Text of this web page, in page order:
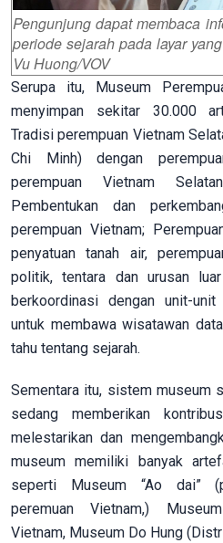
Pengunjung dapat membaca
periode sejarah pada layar
Vu Huong/VOV
Serupa itu, Museum
menyimpan sekitar 30.000
Tradisi perempuan Vietnam
Chi Minh) dengan
perempuan Vietnam
Pembentukan dan
perempuan Vietnam;
penyatuan tanah air,
politik, tentara dan urusan
berkoordinasi dengan unit-
untuk membawa wisatawan
tahu tentang sejarah.
Sementara itu, sistem museum
sedang memberikan
melestarikan dan
museum memiliki banyak
seperti Museum “Ao dai”
peremuan Vietnam,)
Vietnam, Museum Do Hung